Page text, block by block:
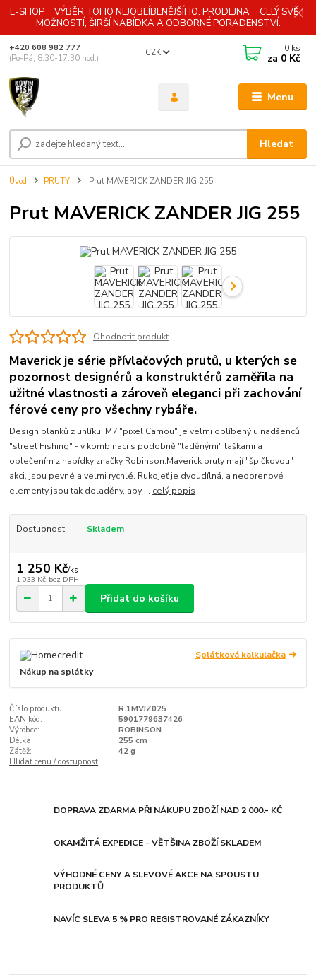
E-SHOP = VÝBĚR TOHO NEJOBLÍBENĚJŠÍHO. PRODEJNA = CELÝ SVĚT
MOŽNOSTÍ, ŠIRŠÍ NABÍDKA A ODBORNÉ PORADENSTVÍ.
Menu
CZK
Hledat
+420 608 982 777
(Po-Pá, 8:30-17:30 hod.)
0 ks
za 0 Kč
Úvod PRUTY Prut MAVERICK ZANDER JIG 255
Prut MAVERICK ZANDER JIG 255
Ohodnotit produkt
Maverick je série přívlačových prutů, u kterých se
pozornost designérů a konstruktérů zaměřila na
užitné vlastnosti a zároveň eleganci při zachování
férové ceny pro všechny rybáře.
Design blanků z uhlíku IM7 "pixel Camou" je velmi oblíbený u nadšenců
"street Fishing" - v kombinaci s podobně "laděnými" taškami a
oblečením z nabídky značky Robinson.Maverick pruty mají "špičkovou"
akci, jsou pevné a velmi rychlé. Rukojeť je dvoudílná, a neoprenové
elementy jsou tak doladěny, aby ... celý popis
Dostupnost Skladem
1 250 Kč/ks
1 033 Kč bez DPH
Přidat do košíku
Splátková kalkulačka
Nákup na splátky
Číslo produktu:
R.1MVJZ025
EAN kód:
5901779637426
Výrobce:
ROBINSON
Délka:
255 cm
Zátěž:
42 g
Hlídat cenu / dostupnost
DOPRAVA ZDARMA PŘI NÁKUPU ZBOŽÍ NAD 2 000.- KČ
OKAMŽITÁ EXPEDICE - VĚTŠINA ZBOŽÍ SKLADEM
VÝHODNÉ CENY A SLEVOVÉ AKCE NA SPOUSTU
PRODUKTŮ
NAVÍC SLEVA 5 % PRO REGISTROVANÉ ZÁKAZNÍKY